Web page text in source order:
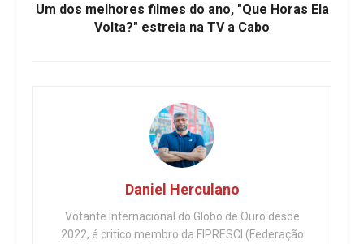
Um dos melhores filmes do ano, "Que Horas Ela
Volta?" estreia na TV a Cabo
Daniel Herculano
Votante Internacional do Globo de Ouro desde
2022, é critico membro da FIPRESCI (Federação